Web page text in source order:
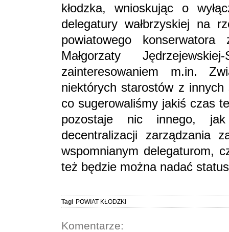
kłodzka, wnioskując o
delegatury wałbrzyskiej na
powiatowego
Małgorzaty
zainteresowaniem m.in.
niektórych starostów z innych
co sugerowaliśmy jakiś czas
pozostaje nic innego, jak
decentralizacji zarządzania
wspomnianym delegaturom,
też będzie można nadać
Tagi POWIAT KŁODZKI
Komentarze: